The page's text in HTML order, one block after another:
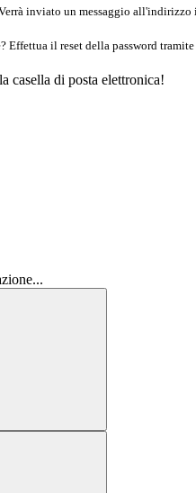
inviato un messaggio
Effettua il reset della password
casella di posta elettronica!